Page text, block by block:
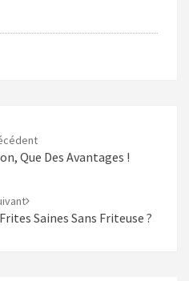
Que Des Avantages !
Saines Sans Friteuse ?